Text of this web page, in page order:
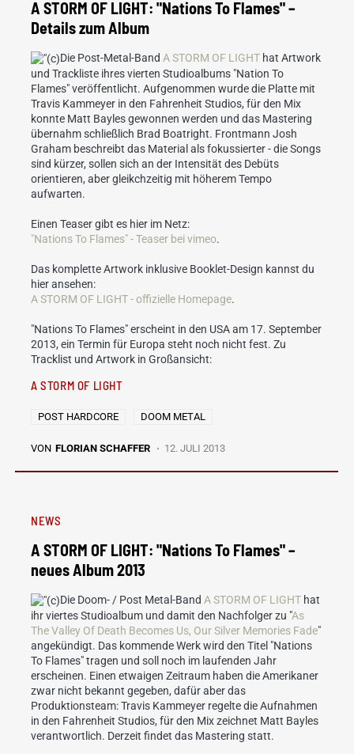
A STORM OF LIGHT: "Nations To Flames" –
Details zum Album
Die Post-Metal-Band A STORM OF LIGHT hat Artwork
und Trackliste ihres vierten Studioalbums "Nation To
Flames" veröffentlicht. Aufgenommen wurde die Platte mit
Travis Kammeyer in den Fahrenheit Studios, für den Mix
konnte Matt Bayles gewonnen werden und das Mastering
übernahm schließlich Brad Boatright. Frontmann Josh
Graham beschreibt das Material als fokussierter - die Songs
sind kürzer, sollen sich an der Intensität des Debüts
orientieren, aber gleikchzeitig mit höherem Tempo
aufwarten.
Einen Teaser gibt es hier im Netz:
"Nations To Flames" - Teaser bei vimeo.
Das komplette Artwork inklusive Booklet-Design kannst du
hier ansehen:
A STORM OF LIGHT - offizielle Homepage.
"Nations To Flames" erscheint in den USA am 17. September
2013, ein Termin für Europa steht noch nicht fest. Zu
Tracklist und Artwork in Großansicht:
A STORM OF LIGHT
POST HARDCORE DOOM METAL
VON FLORIAN SCHAFFER 12. JULI 2013
NEWS
A STORM OF LIGHT: "Nations To Flames" –
neues Album 2013
Die Doom- / Post Metal-Band A STORM OF LIGHT hat
ihr viertes Studioalbum und damit den Nachfolger zu "As
The Valley Of Death Becomes Us, Our Silver Memories Fade"
angekündigt. Das kommende Werk wird den Titel "Nations
To Flames" tragen und soll noch im laufenden Jahr
erscheinen. Einen etwaigen Zeitraum haben die Amerikaner
zwar nicht bekannt gegeben, dafür aber das
Produktionsteam: Travis Kammeyer regelte die Aufnahmen
in den Fahrenheit Studios, für den Mix zeichnet Matt Bayles
verantwortlich. Derzeit findet das Mastering statt.